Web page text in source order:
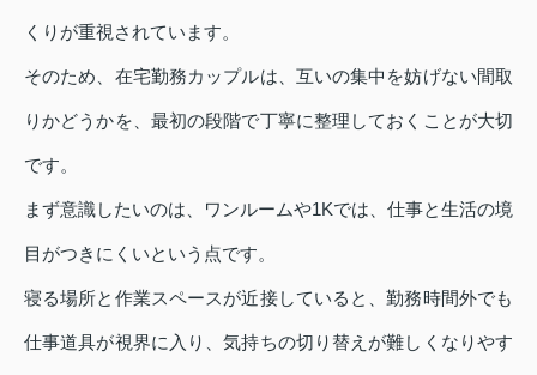
くりが重視されています。
そのため、在宅勤務カップルは、互いの集中を妨げない間取
りかどうかを、最初の段階で丁寧に整理しておくことが大切
です。
まず意識したいのは、ワンルームや1Kでは、仕事と生活の境
目がつきにくいという点です。
寝る場所と作業スペースが近接していると、勤務時間外でも
仕事道具が視界に入り、気持ちの切り替えが難しくなりやす